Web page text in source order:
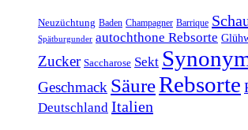
Neuzüchtung Baden Champagner Barrique
Spätburgunder autochthone Rebsorte
Zucker Saccharose Sekt
Geschmack SäureRebsorte
Deutschland Italien